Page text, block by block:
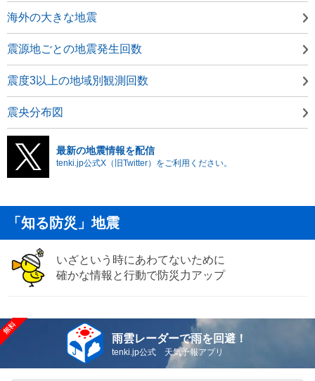
海外の大きな地震
震源地ごとの地震発生回数
震度3以上の地域別観測回数
震央分布図
最新の地震情報を配信
tenki.jp公式X（旧Twitter）をご利用ください。
「知る防災」地震
いざという時にあわてないために
確かな情報と行動で防災力アップ
雨雲レーダーで雨を回避！
tenki.jp公式 天気予報アプリ